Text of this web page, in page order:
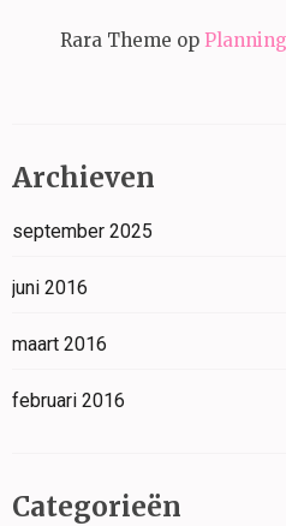
Rara Theme op
Archieven
september 2025
juni 2016
maart 2016
februari 2016
Categorieën